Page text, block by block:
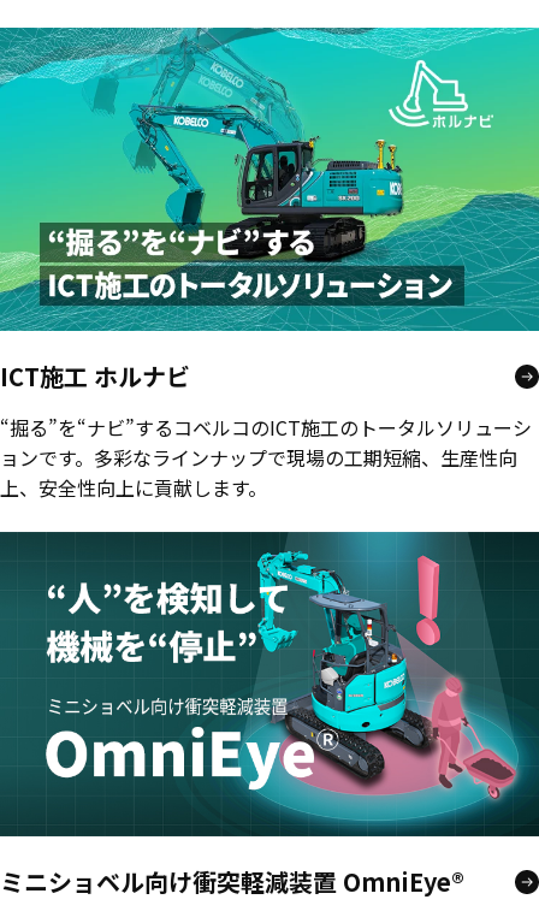
ICT施工 ホルナビ
“掘る”を“ナビ”するコベルコのICT施工のトータルソリューシ
ョンです。多彩なラインナップで現場の工期短縮、生産性向
上、安全性向上に貢献します。
ミニショベル向け衝突軽減装置 OmniEye®